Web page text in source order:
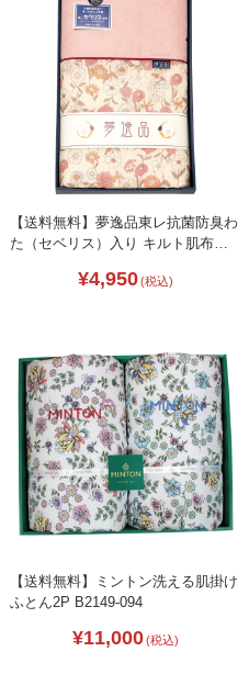
【送料無料】夢逸品東レ抗菌防臭わ
た（セベリス）入り キルト肌布団
¥4,950(税込)
【送料無料】ミントン洗える肌掛け
ふとん2P B2149-094
¥11,000(税込)